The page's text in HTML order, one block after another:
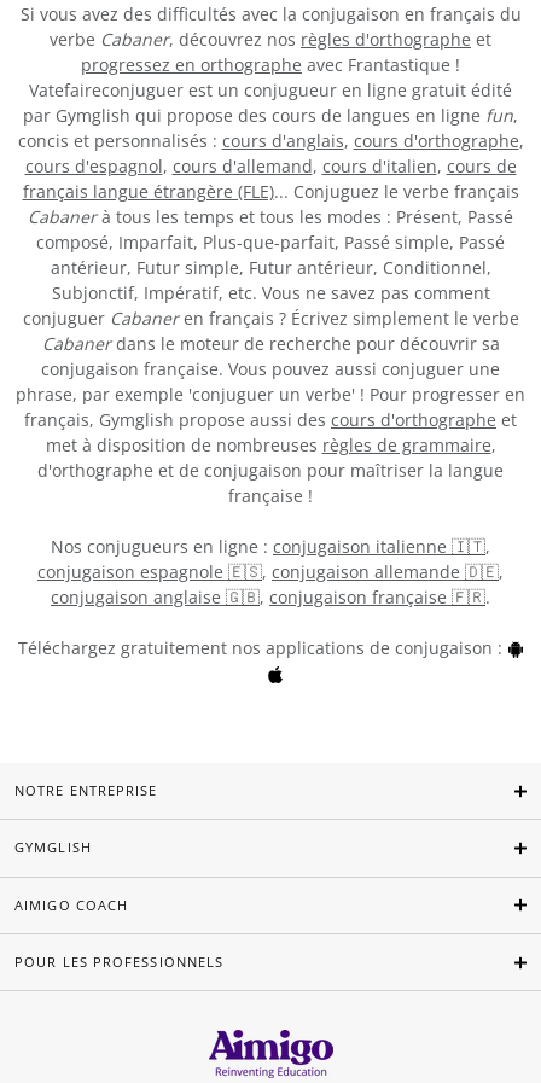
Si vous avez des difficultés avec la conjugaison en français du
verbe Cabaner, découvrez nos règles d'orthographe et
progressez en orthographe avec Frantastique !
Vatefaireconjuguer est un conjugueur en ligne gratuit édité
par Gymglish qui propose des cours de langues en ligne fun,
concis et personnalisés : cours d'anglais, cours d'orthographe,
cours d'espagnol, cours d'allemand, cours d'italien, cours de
français langue étrangère (FLE)... Conjuguez le verbe français
Cabanerà tous les temps et tous les modes : Présent, Passé
composé, Imparfait, Plus-que-parfait, Passé simple, Passé
antérieur, Futur simple, Futur antérieur, Conditionnel,
Subjonctif, Impératif, etc. Vous ne savez pas comment
conjuguer Cabaneren français ? Écrivez simplement le verbe
Cabanerdans le moteur de recherche pour découvrir sa
conjugaison française. Vous pouvez aussi conjuguer une
phrase, par exemple 'conjuguer un verbe' ! Pour progresser en
français, Gymglish propose aussi des cours d'orthographe et
met à disposition de nombreuses règles de grammaire,
d'orthographe et de conjugaison pour maîtriser la langue
française !
Nos conjugueurs en ligne : conjugaison italienne 🇮🇹,
conjugaison espagnole 🇪🇸, conjugaison allemande 🇩🇪,
conjugaison anglaise 🇬🇧, conjugaison française 🇫🇷.
Téléchargez gratuitement nos applications de conjugaison :
NOTRE ENTREPRISE
GYMGLISH
AIMIGO COACH
POUR LES PROFESSIONNELS